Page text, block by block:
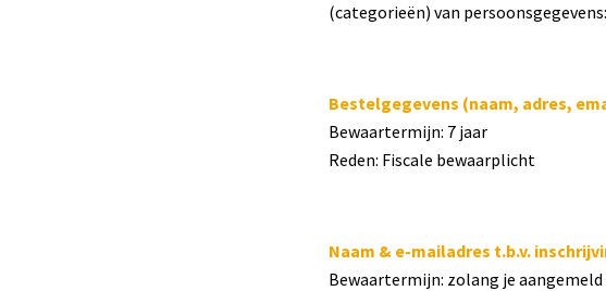
(categorieën) van persoonsgegevens:
Bestelgegevens (naam, adres,
Bewaartermijn: 7 jaar
Reden: Fiscale bewaarplicht
Naam & e-mailadres t.b.v.
Bewaartermijn: zolang je